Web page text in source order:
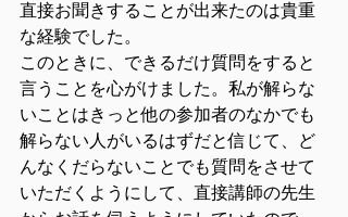
直接お聞きすることが出来たのは貴重
な経験でした。
このときに、できるだけ質問をすると
言うことを心がけました。私が解らな
いことはきっと他の参加者のなかでも
解らない人がいるはずだと信じて、ど
んなくだらないことでも質問をさせて
いただくようにして、直接講師の先生